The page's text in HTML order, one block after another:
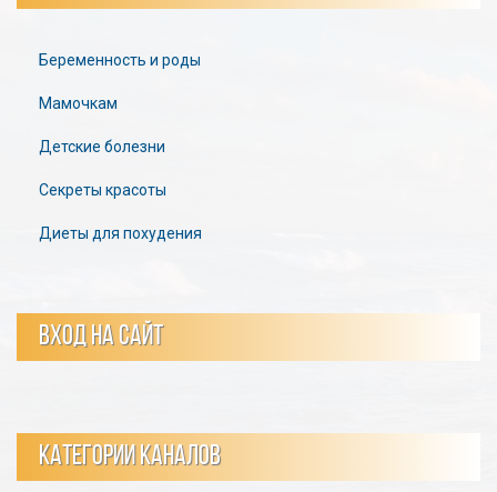
Беременность и роды
Мамочкам
Детские болезни
Секреты красоты
Диеты для похудения
ВХОД НА САЙТ
КАТЕГОРИИ КАНАЛОВ